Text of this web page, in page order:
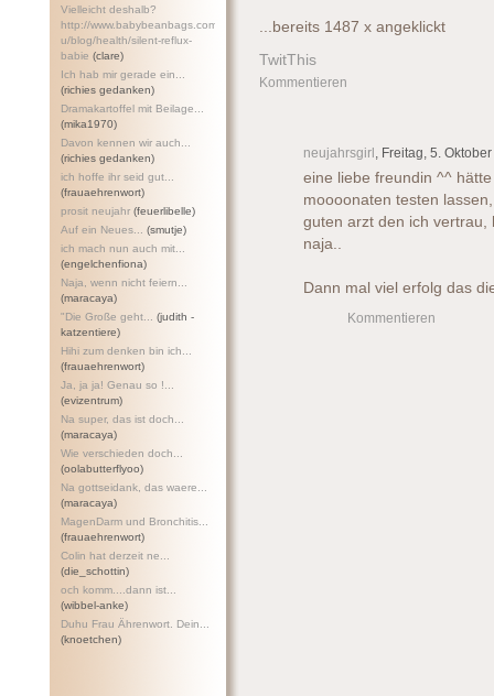
Vielleicht deshalb?
http://www.babybeanbags.com.a
u/blog/health/silent-reflux-
babie (clare)
Ich hab mir gerade ein...
(richies gedanken)
Dramakartoffel mit Beilage...
(mika1970)
Davon kennen wir auch...
(richies gedanken)
ich hoffe ihr seid gut...
(frauaehrenwort)
prosit neujahr (feuerlibelle)
Auf ein Neues...
(smutje)
ich mach nun auch mit...
(engelchenfiona)
Naja, wenn nicht feiern...
(maracaya)
"Die Große geht...
(judith -
katzentiere)
Hihi zum denken bin ich...
(frauaehrenwort)
Ja, ja ja! Genau so !...
(evizentrum)
Na super, das ist doch...
(maracaya)
Wie verschieden doch...
(oolabutterflyoo)
Na gottseidank, das waere...
(maracaya)
MagenDarm und Bronchitis...
(frauaehrenwort)
Colin hat derzeit ne...
(die_schottin)
och komm....dann ist...
(wibbel-anke)
Duhu Frau Ährenwort. Dein...
(knoetchen)
...bereits 1487 x angeklickt
TwitThis
Kommentieren
neujahrsgirl , Freitag, 5.
eine liebe freundin ^^
moooonaten testen
guten arzt den ich vertrau,
naja..
Dann mal viel erfolg das
Kommentieren